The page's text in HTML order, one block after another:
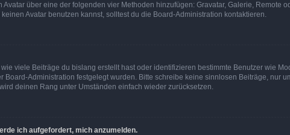
Avatar über eine der folgenden vier Methoden hinzufügen: Gravatar, Galerie, Remote
Avatar benutzen kannst, solltest du die Board-Administration kontaktieren.
viele Beiträge du bislang erstellt hast oder identifizieren bestimmte Benutzer wie
Board-Administration festgelegt wurden. Bitte schreibe keine sinnlosen Beiträge, nur
deinen Rang unter Umständen einfach wieder zurücksetzen.
ich aufgefordert, mich anzumelden.